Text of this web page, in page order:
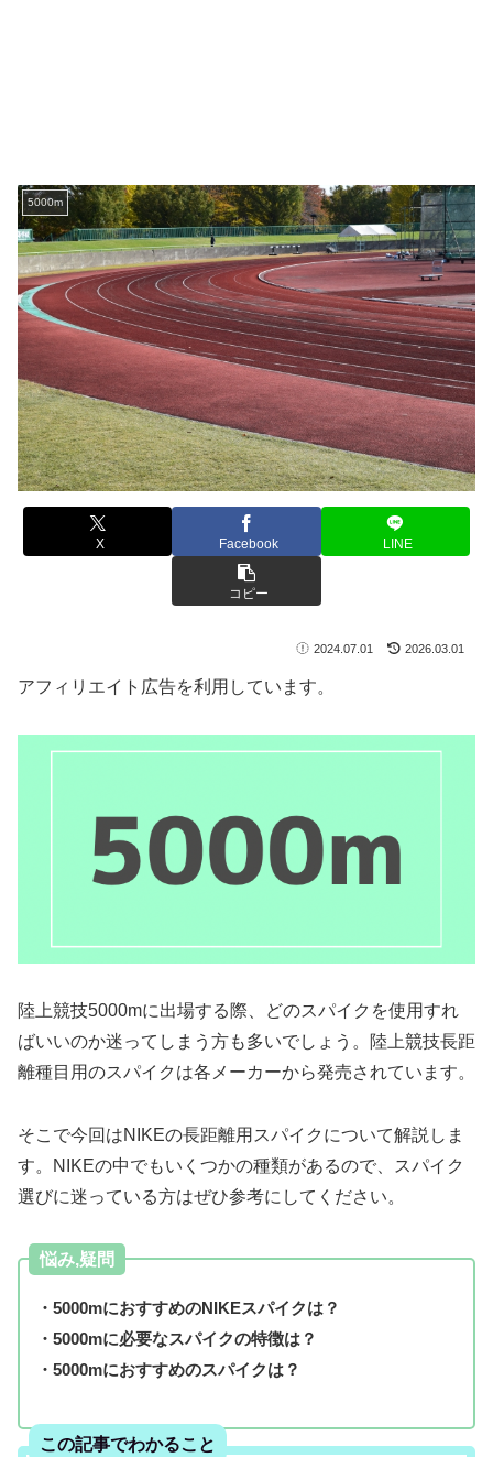
5000m
X Facebook LINE
コピー
2024.07.01 2026.03.01
アフィリエイト広告を利用しています。
陸上競技5000mに出場する際、どのスパイクを使用すれ
ばいいのか迷ってしまう方も多いでしょう。陸上競技長距
離種目用のスパイクは各メーカーから発売されています。
そこで今回はNIKEの長距離用スパイクについて解説しま
す。NIKEの中でもいくつかの種類があるので、スパイク
選びに迷っている方はぜひ参考にしてください。
悩み,疑問
・5000mにおすすめのNIKEスパイクは？
・5000mに必要なスパイクの特徴は？
・5000mにおすすめのスパイクは？
この記事でわかること